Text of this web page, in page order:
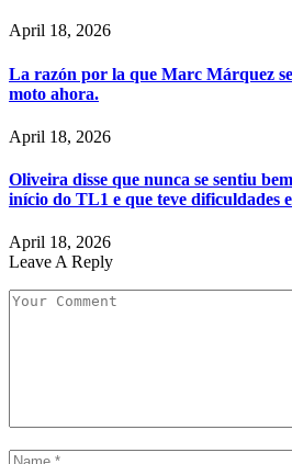
April 18, 2026
La razón por la que Marc Márquez
moto ahora.
April 18, 2026
Oliveira disse que nunca se sentiu
início do TL1 e que teve dificuldades
April 18, 2026
Leave A Reply